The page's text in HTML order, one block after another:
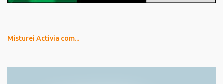
Misturei Activia com...